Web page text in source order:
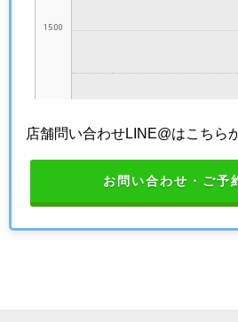
店舗問い合わせLINE@はこちら
お問い合わせ・ご予